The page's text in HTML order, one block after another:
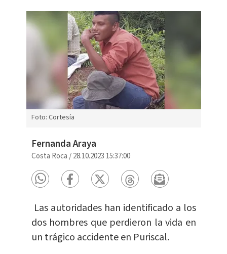
Foto: Cortesía
Fernanda Araya
Costa Roca /28.10.2023 15:37:00
Las autoridades han identificado a los
dos hombres que perdieron la vida en
un trágico accidente en Puriscal.